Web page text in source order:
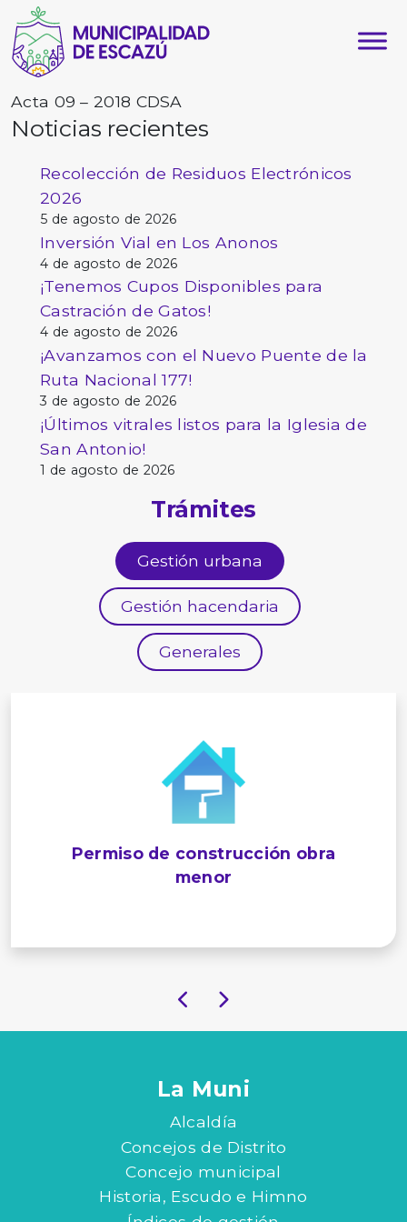
Acta 09 – 2018 CDSA
Noticias recientes
Recolección de Residuos Electrónicos
2026
5 de agosto de 2026
Inversión Vial en Los Anonos
4 de agosto de 2026
¡Tenemos Cupos Disponibles para
Castración de Gatos!
4 de agosto de 2026
¡Avanzamos con el Nuevo Puente de la
Ruta Nacional 177!
3 de agosto de 2026
¡Últimos vitrales listos para la Iglesia de
San Antonio!
1 de agosto de 2026
Trámites
Gestión urbana
Gestión hacendaria
Generales
Permiso de construcción obra
menor
La Muni
Alcaldía
Concejos de Distrito
Concejo municipal
Historia, Escudo e Himno